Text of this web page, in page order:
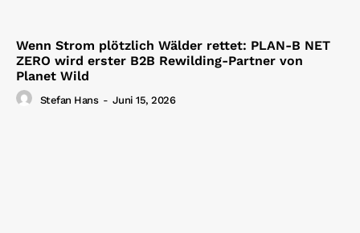
Wenn Strom plötzlich Wälder rettet: PLAN-B NET
ZERO wird erster B2B Rewilding-Partner von
Planet Wild
Stefan Hans - Juni 15, 2026